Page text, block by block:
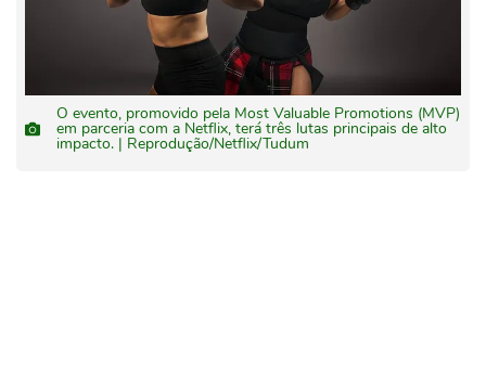
O evento, promovido pela Most Valuable Promotions (MVP)
em parceria com a Netflix, terá três lutas principais de alto
impacto. | Reprodução/Netflix/Tudum